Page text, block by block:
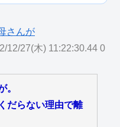
12/27(木) 11:22:30.44 0
。
だらない理由で離